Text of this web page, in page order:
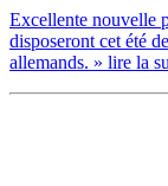
Excellente nouvelle
disposeront cet été
allemands. » lire la